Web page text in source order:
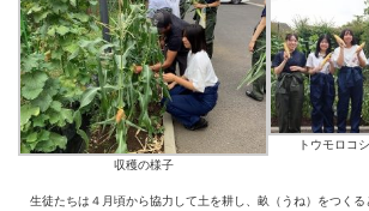
収穫の様子
トウモロコ
生徒たちは４月頃から協力して土を耕し、畝（うね）をつくる